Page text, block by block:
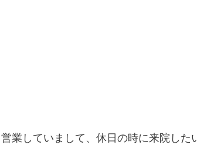
業していまして、休日の時に来院した